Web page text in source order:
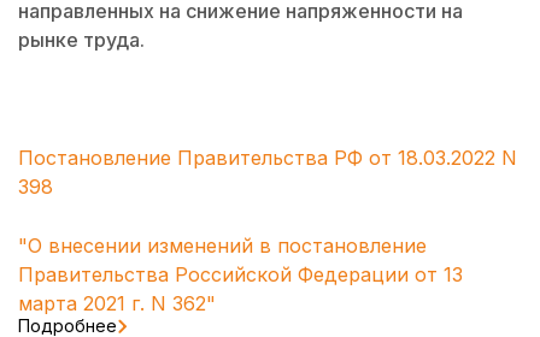
направленных на снижение напряженности на
рынке труда.
Постановление Правительства РФ от 18.03.2022 N
398
"О внесении изменений в постановление
Правительства Российской Федерации от 13
марта 2021 г. N 362"
Подробнее